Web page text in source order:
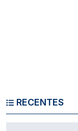
RECENTES